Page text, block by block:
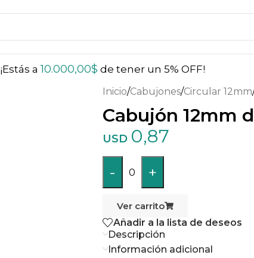
¡Estás a10.000,00$ de tener un 5% OFF!
Inicio/Cabujones/Circular 12mm
Cabujón 12mm
USD 0,87
- 0 +
Ver carrito
Añadir a la lista de deseos
Descripción
Información adicional